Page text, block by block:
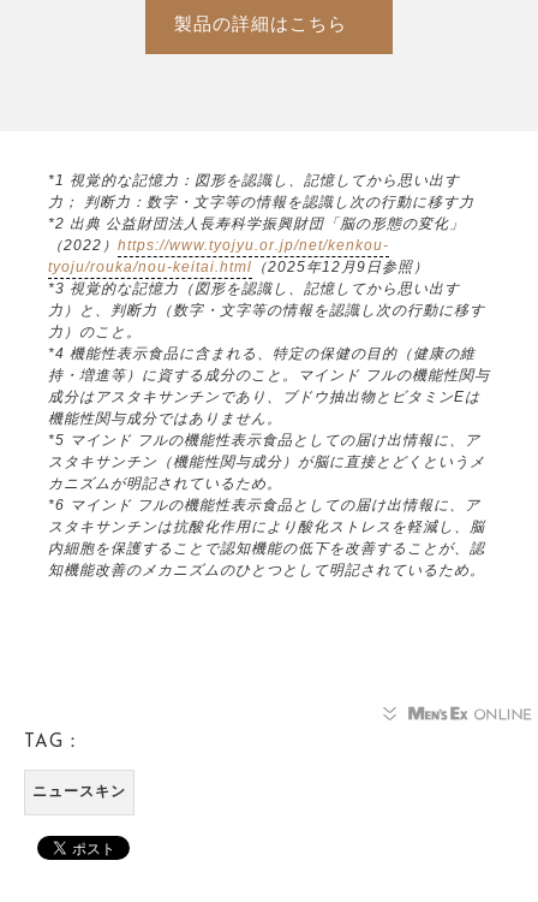
製品の詳細はこちら
*1 視覚的な記憶力：図形を認識し、記憶してから思い出す
力； 判断力：数字・文字等の情報を認識し次の行動に移す力
*2 出典 公益財団法人長寿科学振興財団「脳の形態の変化」
（2022） https://www.tyojyu.or.jp/net/kenkou-
tyoju/rouka/nou-keitai.html （2025年12月9日参照）
*3 視覚的な記憶力（図形を認識し、記憶してから思い出す
力）と、判断力（数字・文字等の情報を認識し次の行動に移す
力）のこと。
*4 機能性表示食品に含まれる、特定の保健の目的（健康の維
持・増進等）に資する成分のこと。マインド フルの機能性関与
成分はアスタキサンチンであり、ブドウ抽出物とビタミンEは
機能性関与成分ではありません。
*5 マインド フルの機能性表示食品としての届け出情報に、ア
スタキサンチン（機能性関与成分）が脳に直接とどくというメ
カニズムが明記されているため。
*6 マインド フルの機能性表示食品としての届け出情報に、ア
スタキサンチンは抗酸化作用により酸化ストレスを軽減し、脳
内細胞を保護することで認知機能の低下を改善することが、認
知機能改善のメカニズムのひとつとして明記されているため。
TAG：
ニュースキン